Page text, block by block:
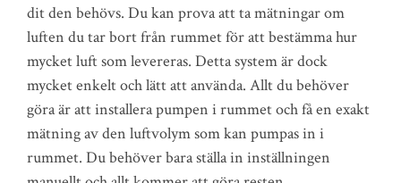
dit den behövs. Du kan prova att ta mätningar om
luften du tar bort från rummet för att bestämma hur
mycket luft som levereras. Detta system är dock
mycket enkelt och lätt att använda. Allt du behöver
göra är att installera pumpen i rummet och få en exakt
mätning av den luftvolym som kan pumpas in i
rummet. Du behöver bara ställa in inställningen